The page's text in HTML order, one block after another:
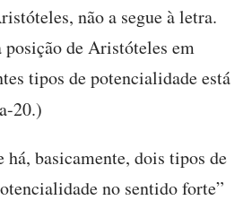
não a segue à letra.
posição de Aristóteles em
tipos de potencialidade está
20.)
há, basicamente, dois tipos de
no sentido forte”